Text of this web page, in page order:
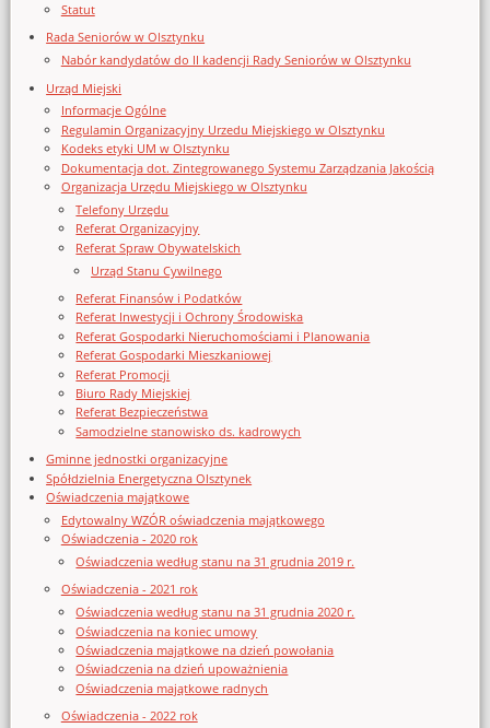
Statut
Rada Seniorów w Olsztynku
Nabór kandydatów do II kadencji Rady Seniorów w Olsztynku
Urząd Miejski
Informacje Ogólne
Regulamin Organizacyjny Urzedu Miejskiego w Olsztynku
Kodeks etyki UM w Olsztynku
Dokumentacja dot. Zintegrowanego Systemu Zarządzania Jakością
Organizacja Urzędu Miejskiego w Olsztynku
Telefony Urzędu
Referat Organizacyjny
Referat Spraw Obywatelskich
Urząd Stanu Cywilnego
Referat Finansów i Podatków
Referat Inwestycji i Ochrony Środowiska
Referat Gospodarki Nieruchomościami i Planowania
Referat Gospodarki Mieszkaniowej
Referat Promocji
Biuro Rady Miejskiej
Referat Bezpieczeństwa
Samodzielne stanowisko ds. kadrowych
Gminne jednostki organizacyjne
Spółdzielnia Energetyczna Olsztynek
Oświadczenia majątkowe
Edytowalny WZÓR oświadczenia majątkowego
Oświadczenia - 2020 rok
Oświadczenia według stanu na 31 grudnia 2019 r.
Oświadczenia - 2021 rok
Oświadczenia według stanu na 31 grudnia 2020 r.
Oświadczenia na koniec umowy
Oświadczenia majątkowe na dzień powołania
Oświadczenia na dzień upoważnienia
Oświadczenia majątkowe radnych
Oświadczenia - 2022 rok